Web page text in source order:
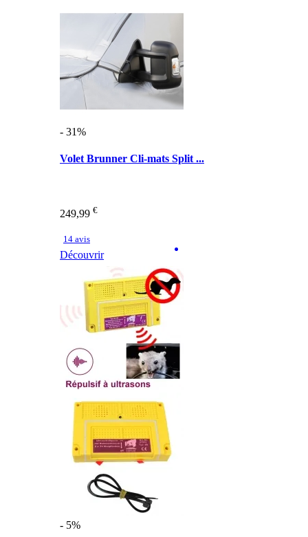
- 31%
Volet Brunner Cli-mats Split ...
249,99 €
14 avis
Découvrir
- 5%